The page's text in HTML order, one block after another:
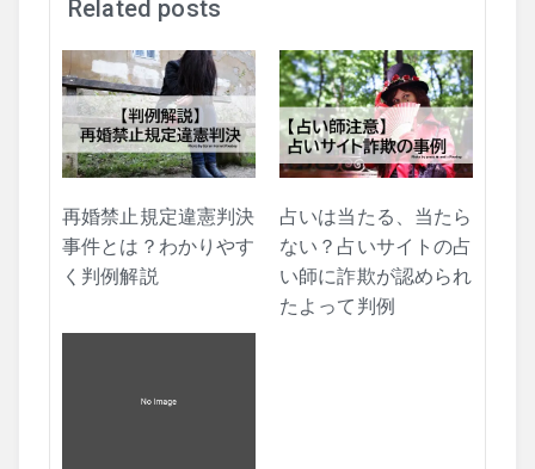
Related posts
再婚禁止規定違憲判決
事件とは？わかりやす
く判例解説
占いは当たる、当たら
ない？占いサイトの占
い師に詐欺が認められ
たよって判例